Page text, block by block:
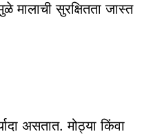
मालाची सुरक्षितता जास्त
असतात. मोठ्या किंवा